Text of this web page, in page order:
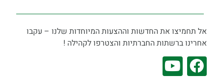
תחמיצו את החדשות וההצעות המיוחדות שלנו – עקבו
ברשתות החברתיות והצטרפו לקהילה !